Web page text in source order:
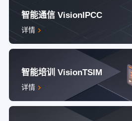
智能通信 VisionIPCC
详情
智能培训 VisionTSIM
详情